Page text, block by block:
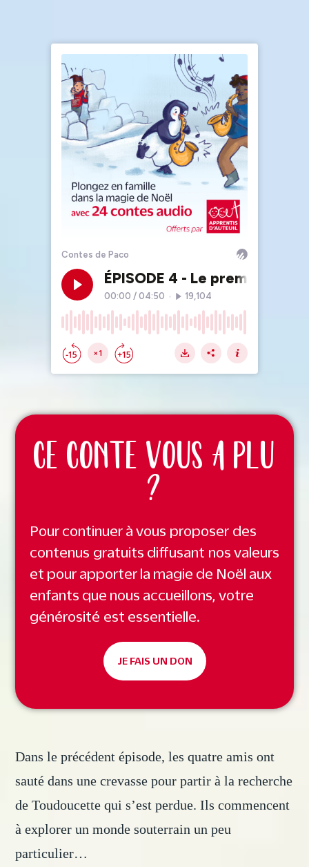
CE CONTE VOUS A PLU
?
Pour continuer à vous proposer des
contenus gratuits diffusant nos valeurs
et pour apporter la magie de Noël aux
enfants que nous accueillons, votre
générosité est essentielle.
JE FAIS UN DON
Dans le précédent épisode, les quatre amis ont
sauté dans une crevasse pour partir à la recherche
de Toudoucette qui s’est perdue. Ils commencent
à explorer un monde souterrain un peu
particulier…